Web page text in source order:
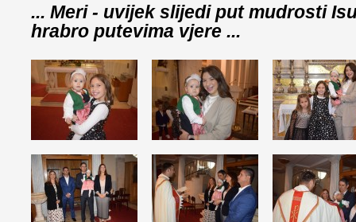
... Meri - uvijek slijedi put mudrosti
hrabro putevima vjere ...